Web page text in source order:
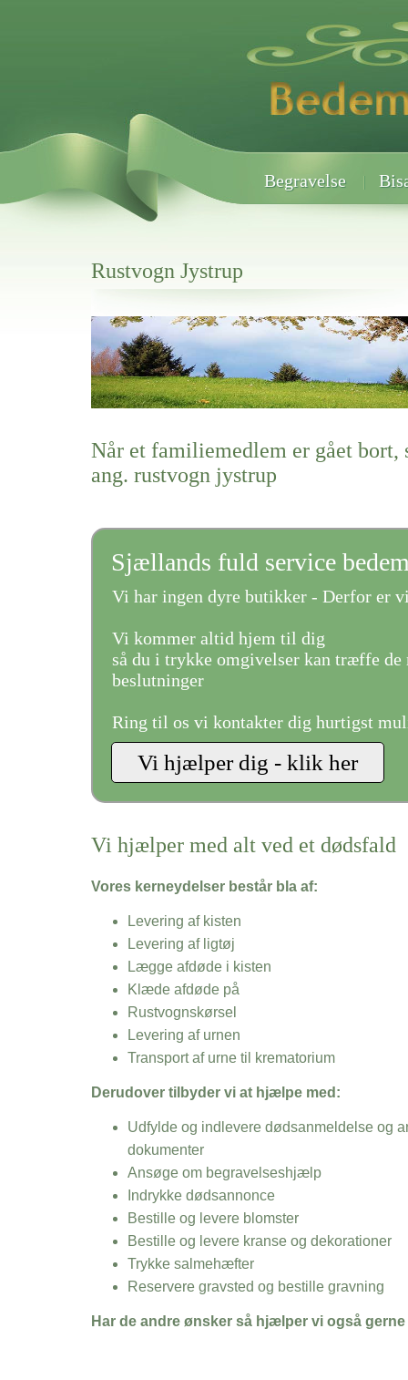
Begravelse
Rustvogn Jystrup
Her hos os får du altid en god afslutning når det gælder
Rustvogn Jystrup
vi hjælper i alle faser af begravelsel
Når et familiemedlem er gået bort,
ang. rustvogn jystrup
Sjællands fuld service
Vi har ingen dyre butikker - Derfor er
Vi kommer altid hjem til dig
så du i trykke omgivelser kan træffe de
beslutninger
Ring til os vi kontakter dig hurtigst
Vi hjælper med alt ved et dødsfald
Vores kerneydelser består bla af:
Levering af kisten
Levering af ligtøj
Lægge afdøde i kisten
Klæde afdøde på
Rustvognskørsel
Levering af urnen
Transport af urne til krematorium
Derudover tilbyder vi at hjælpe med:
Udfylde og indlevere dødsanmeldelse og
dokumenter
Ansøge om begravelseshjælp
Indrykke dødsannonce
Bestille og levere blomster
Bestille og levere kranse og dekorationer
Trykke salmehæfter
Reservere gravsted og bestille gravning
Har de andre ønsker så hjælper vi også gerne